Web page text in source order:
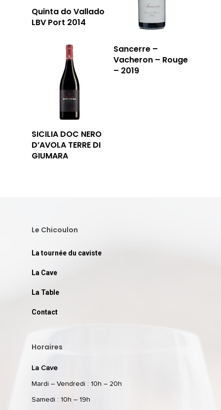
Quinta do Vallado
LBV Port 2014
Sancerre –
Vacheron – Rouge
– 2019
SICILIA DOC NERO
D’AVOLA TERRE DI
GIUMARA
Le Chicoulon
La tournée du caviste
La Cave
La Table
Contact
Horaires
La Cave
Mardi – Vendredi : 10h – 20h
Samedi : 10h – 19h